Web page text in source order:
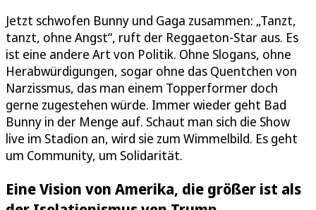
Jetzt schwofen Bunny und Gaga zusammen: „Tanzt,
tanzt, ohne Angst“, ruft der Reggaeton-Star aus. Es
ist eine andere Art von Politik. Ohne Slogans, ohne
Herabwürdigungen, sogar ohne das Quentchen von
Narzissmus, das man einem Topperformer doch
gerne zugestehen würde. Immer wieder geht Bad
Bunny in der Menge auf. Schaut man sich die Show
live im Stadion an, wird sie zum Wimmelbild. Es geht
um Community, um Solidarität.
Eine Vision von Amerika, die größer ist als